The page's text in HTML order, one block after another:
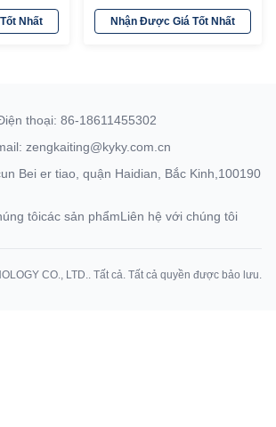
Nhất
kính hiển vi điện tử quét
Nhận Được Giá Tốt Nhất
thoại: 86-18611455302
zengkaiting@kyky.com.cn
Bei er tiao, quận Haidian, Bắc Kinh,100190
tôicác sản phẩmLiên hệ với chúng tôi
CO., LTD.. Tất cả. Tất cả quyền được bảo lưu.